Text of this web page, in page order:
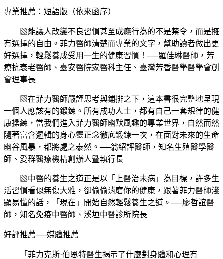
專業推薦：短語版（依來函序）
▧能讓人改變不良習慣甚至成癮行為的不是禁令，而是擁
有選擇的自由。菲力醫師清楚而專業的文字，幫助讀者做出更
好選擇，輕鬆養成受用一生的健康習慣！──羅佳琳醫師，芳
療抗衰老醫師、臺安醫院家醫科主任、臺灣芳香醫學醫學會創
會理事長
▧在菲力醫師嚴謹思考與鋪排之下，這本書很完整地呈現
一個人應該有的鍛鍊。所有成功人士，都有自己一套規律的健
康操練，當我們進入菲力醫師幽默風趣的專業世界，自然而然
隨著富含邏輯的身心靈正念徹底鍛鍊一次，在面對未來的生命
幽谷風暴，都將處之泰然。──翁紹評醫師，知名生殖醫學醫
師、愛群醫療機構創辦人暨執行長
▧中醫的養生之道正是以「上醫治未病」為目標，許多生
活習慣看似無傷大雅，卻偷偷消磨你的健康，跟著菲力醫師淺
顯易懂的話，「現在」開始自然輕鬆養生之道。──廖哲誼醫
師，知名免疫中醫師、溪垣中醫診所院長
好評推薦──媒體推薦
「菲力克斯·伯恩特醫生揭示了什麼對身體和心理有